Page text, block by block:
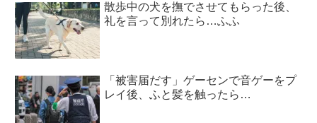
散歩中の犬を撫でさせてもらった後、
礼を言って別れたら…ふふ
「被害届だす」ゲーセンで音ゲーをプ
レイ後、ふと髪を触ったら…